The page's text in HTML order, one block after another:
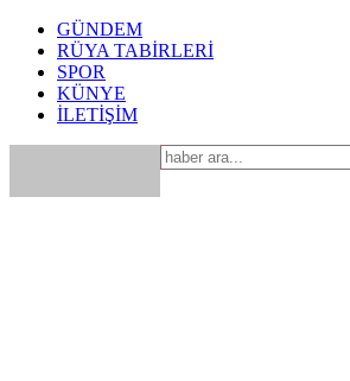
GÜNDEM
RÜYA TABİRLERİ
SPOR
KÜNYE
İLETİŞİM